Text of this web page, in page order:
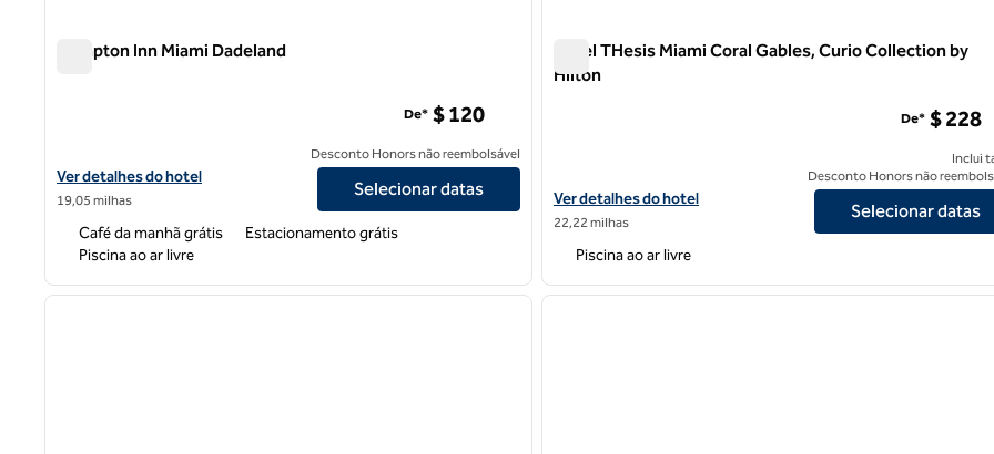
Hampton Inn Miami Dadeland
Exibir detalhes do hotel Hampton Inn Miami Dadeland
Ver detalhes do hotel
19,05 milhas
De* $ 120
Desconto Honors não reembolsável
Selecionar datas
Café da manhã grátis
Estacionamento grátis
Piscina ao ar livre
Hotel THesis Miami Coral Gables, Curio Collection by
Hilton
Exibir detalhes do hotel THesis Hotel Miami Coral Gables, Curio
Ver detalhes do hotel
22,22 milhas
De* $ 228
Inclui
Desconto Honors não
Selecionar datas
Piscina ao ar livre
1 de 12
próxima imagem
1 de 12